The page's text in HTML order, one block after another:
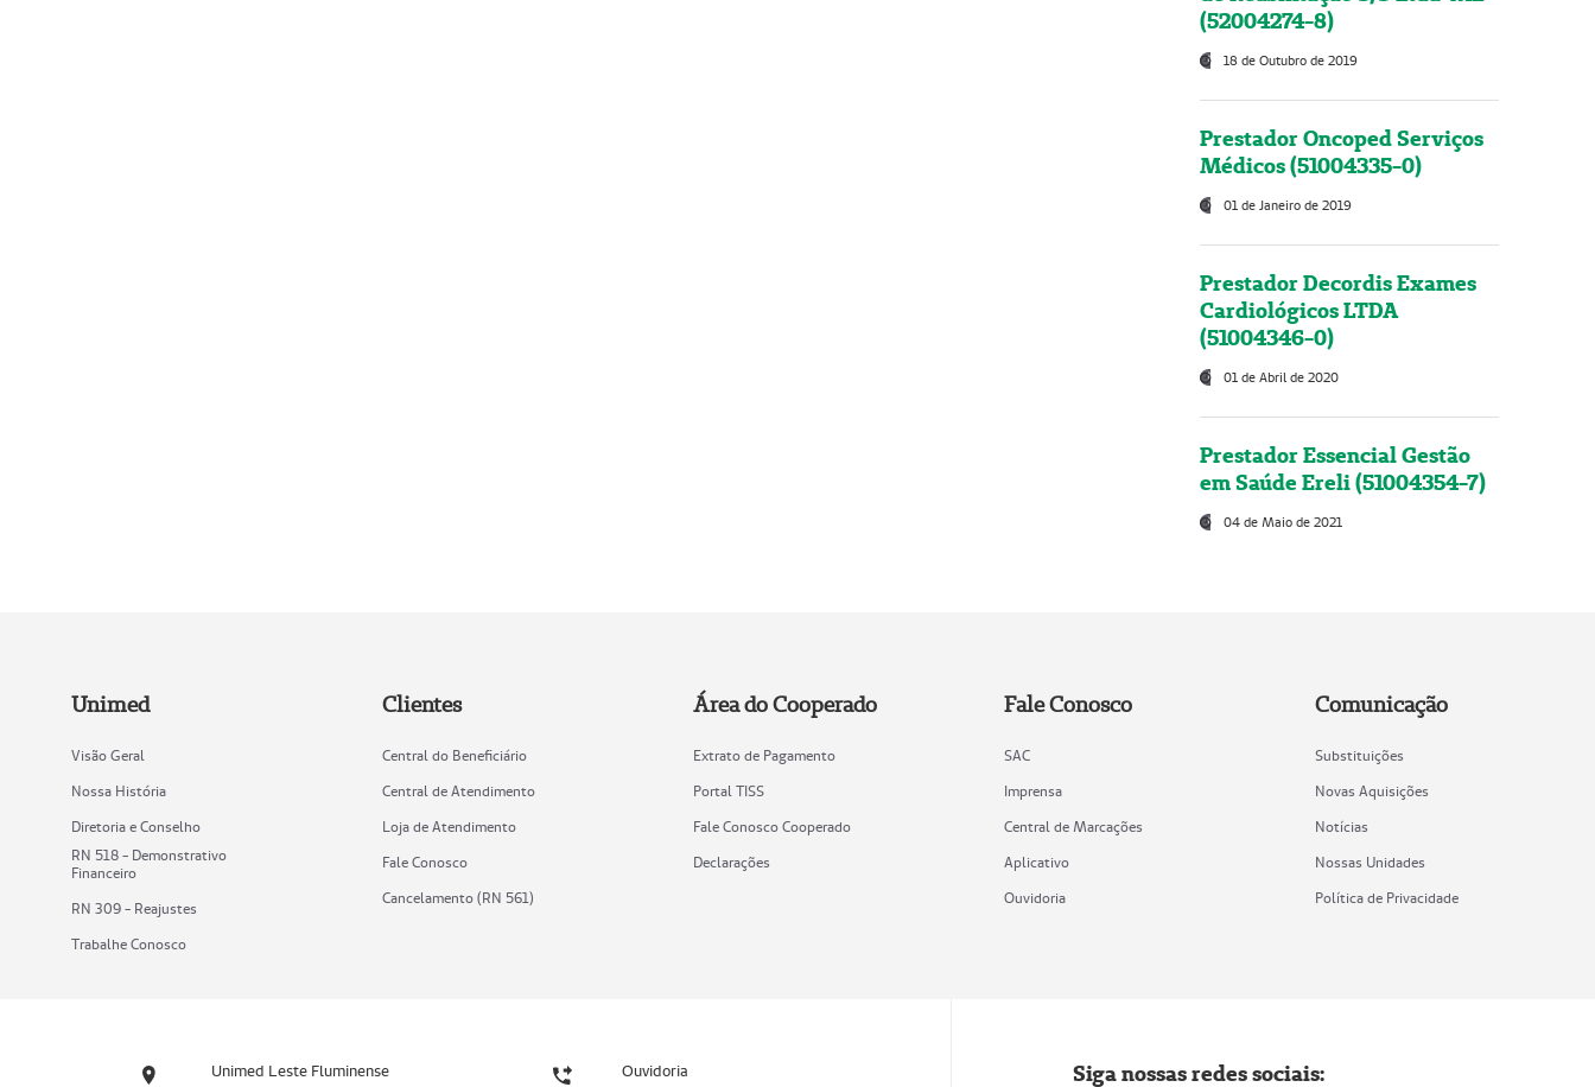
(52004274-8)
18 de Outubro de 2019
Prestador Oncoped Serviços
Médicos (51004335-0)
01 de Janeiro de 2019
Prestador Decordis Exames
Cardiológicos LTDA
(51004346-0)
01 de Abril de 2020
Prestador Essencial Gestão
em Saúde Ereli (51004354-7)
04 de Maio de 2021
Unimed
Visão Geral
Nossa História
Diretoria e Conselho
RN 518 - Demonstrativo
Financeiro
RN 309 - Reajustes
Trabalhe Conosco
Clientes
Central do Beneficiário
Central de Atendimento
Loja de Atendimento
Fale Conosco
Cancelamento (RN 561)
Área do Cooperado
Extrato de Pagamento
Portal TISS
Fale Conosco Cooperado
Declarações
Fale Conosco
SAC
Imprensa
Central de Marcações
Aplicativo
Ouvidoria
Comunicação
Substituições
Novas Aquisições
Notícias
Nossas Unidades
Política de Privacidade
Unimed Leste Fluminense Ouvidoria Siga nossas redes sociais: